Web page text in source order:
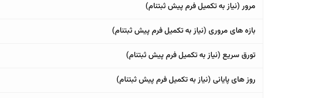
مرور (نیاز به تکمیل فرم پیش ثبتنام)
بازه های مروری (نیاز به تکمیل فرم پیش ثبتنام)
تورق سریع (نیاز به تکمیل فرم پیش ثبتنام)
روز های پایانی (نیاز به تکمیل فرم پیش ثبتنام)